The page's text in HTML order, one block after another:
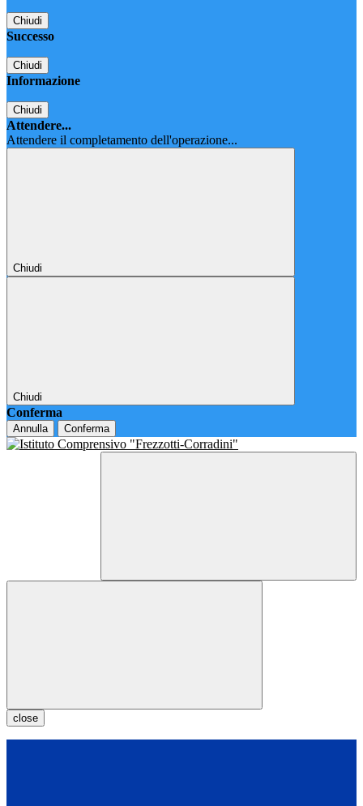
Chiudi
Successo
Chiudi
Informazione
Chiudi
Attendere...
Attendere il completamento dell'operazione...
Chiudi
Chiudi
Conferma
Annulla Conferma
close